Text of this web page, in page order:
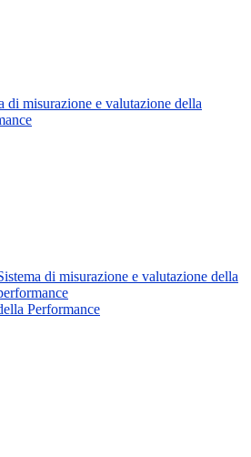
di misurazione e valutazione della
di misurazione e valutazione della
Performance